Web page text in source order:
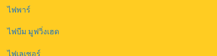
ไฟพาร์
ไฟบีม มูฟวิ่งเฮด
ไฟเลเซอร์